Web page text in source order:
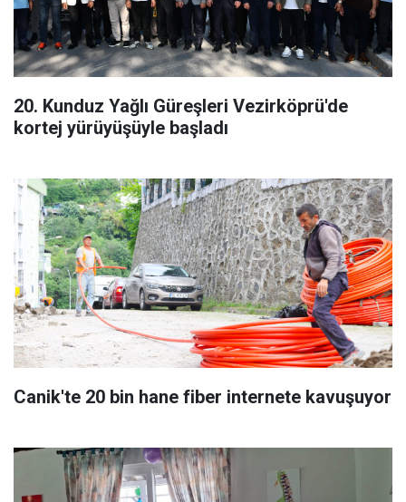
20. Kunduz Yağlı Güreşleri Vezirköprü'de
kortej yürüyüşüyle başladı
Canik'te 20 bin hane fiber internete kavuşuyor